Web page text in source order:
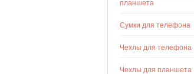
планшета
Сумки для телефона
Чехлы для телефона
Чехлы для планшета